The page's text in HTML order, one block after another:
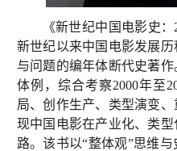
《新世纪中国电影史
新世纪以来中国电影发展历
与问题的编年体断代史著
体例，综合考察2000年至
局、创作生产、类型演变
现中国电影在产业化、类
路。该书以“整体观”思维